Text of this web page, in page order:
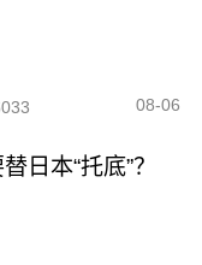
08-06
日本“托底”？